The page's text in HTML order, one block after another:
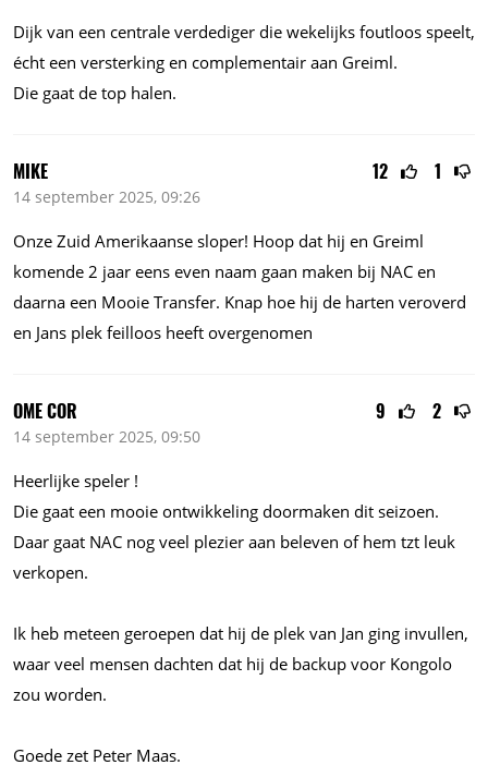
Dijk van een centrale verdediger die wekelijks foutloos speelt,
écht een versterking en complementair aan Greiml.
Die gaat de top halen.
12 1
MIKE
14 september 2025, 09:26
Onze Zuid Amerikaanse sloper! Hoop dat hij en Greiml
komende 2 jaar eens even naam gaan maken bij NAC en
daarna een Mooie Transfer. Knap hoe hij de harten veroverd
en Jans plek feilloos heeft overgenomen
9 2
OME COR
14 september 2025, 09:50
Heerlijke speler !
Die gaat een mooie ontwikkeling doormaken dit seizoen.
Daar gaat NAC nog veel plezier aan beleven of hem tzt leuk
verkopen.
Ik heb meteen geroepen dat hij de plek van Jan ging invullen,
waar veel mensen dachten dat hij de backup voor Kongolo
zou worden.
Goede zet Peter Maas.